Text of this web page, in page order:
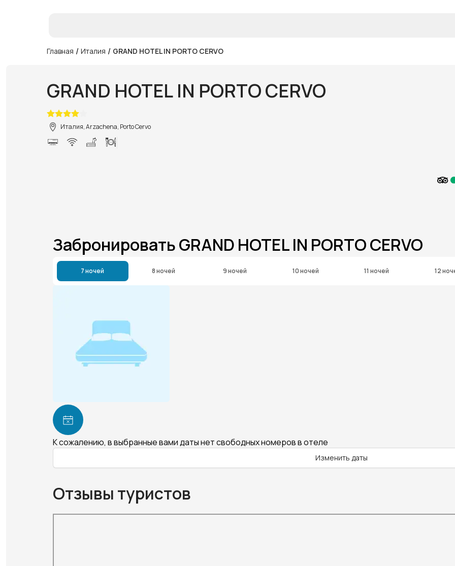
Главная / Италия / GRAND HOTEL IN PORTO CERVO
GRAND HOTEL IN PORTO CERVO
Италия, Arzachena, Porto Cervo
Забронировать GRAND HOTEL IN PORTO CERVO
7 ночей 8 ночей 9 ночей 10 ночей 11 ночей 12
К сожалению, в выбранные вами даты нет свободных номеров в отеле
Изменить даты
Отзывы туристов